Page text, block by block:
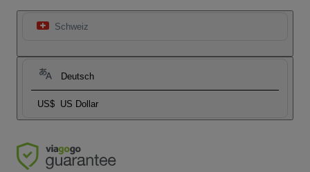
Schweiz
Deutsch
US$ US Dollar